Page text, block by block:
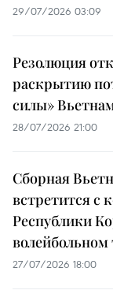
29/07/2026 03:09
Резолюция
раскрытию
силы»
28/07/2026 21:00
Сборная
встретится с
Республики
27/07/2026 18:00